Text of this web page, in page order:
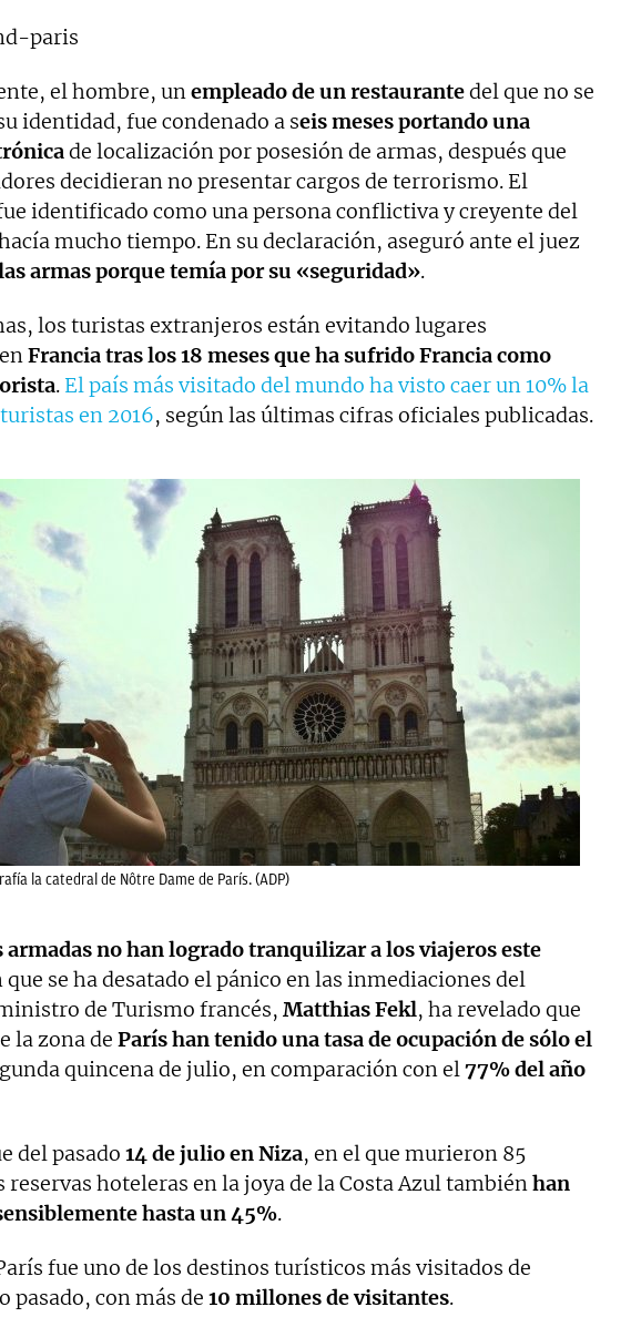
el hombre, unempleado de un restaurantedel que no se
identidad, fue condenado a seis meses portando una
de localización por posesión de armas, después que
decidieran no presentar cargos de terrorismo. El
identificado como una persona conflictiva y creyente del
mucho tiempo. En su declaración, aseguró ante el juez
armas porque temía por su «seguridad».
los turistas extranjeros están evitando lugares
Francia tras los 18 meses que ha sufrido Francia como
. El país más visitado del mundo ha visto caer un 10% la
en 2016, según las últimas cifras oficiales publicadas.
la catedral de Nôtre Dame de París. (ADP)
no han logrado tranquilizar a los viajeros este
que se ha desatado el pánico en las inmediaciones del
de Turismo francés, Matthias Fekl, ha revelado que
la zona de París han tenido una tasa de ocupación de sólo el
quincena de julio, en comparación con el77% del año
del pasado 14 de julio en Niza, en el que murieron 85
reservas hoteleras en la joya de la Costa Azul tambiénhan
hasta un 45%.
fue uno de los destinos turísticos más visitados de
pasado, con más de 10 millones de visitantes.